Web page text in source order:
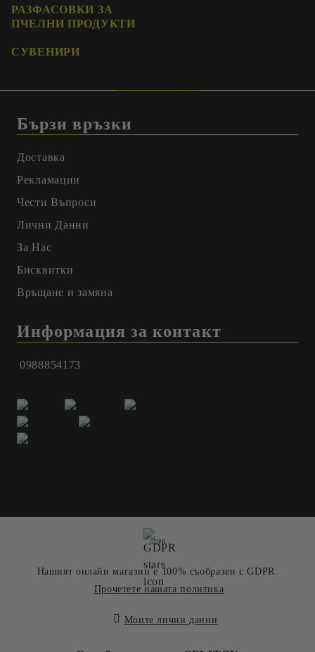
РАЗФАСОВКИ ЗА
ПЧЕЛНИ ПРОДУКТИ
СУВЕНИРИ
Бързи връзки
Доставка
Рекламации
Чести Въпроси
Лични Данни
За Нас
Бисквитки
Връщане и замяна
Информация за контакт
0988854173
GDPR
Нашият онлайн магазин е 100% съобразен с GDPR.
Прочетете нашата политика
Моите лични данни